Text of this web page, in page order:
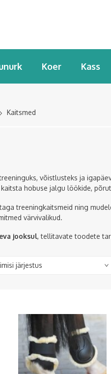
Koer Kass
Kaitsmed
võistlusteks ja
hobuse jalgu löökide,
treeningkaitsmeid ning
värvivalikud.
jooksul, tellitavate toodete